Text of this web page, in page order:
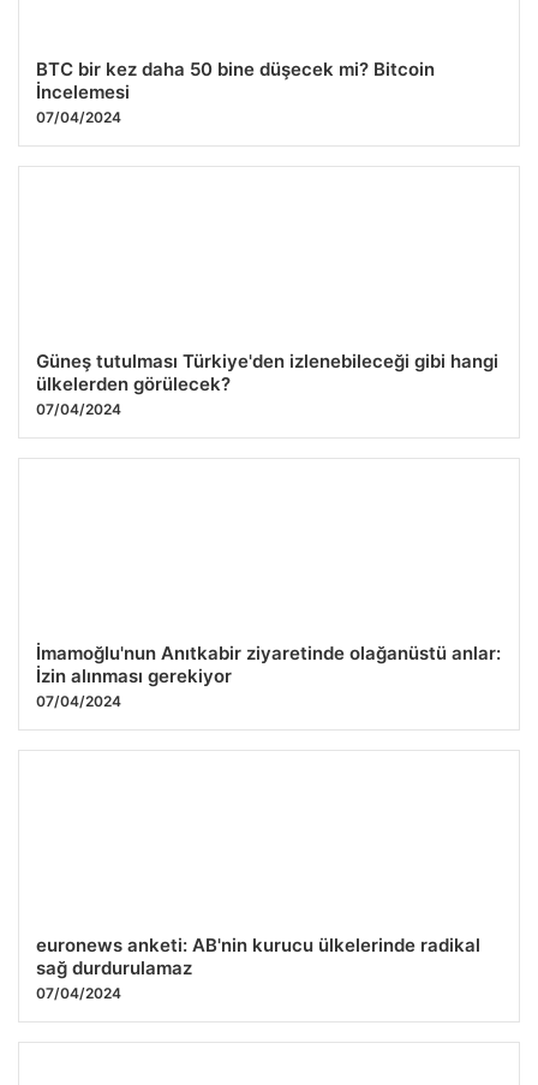
BTC bir kez daha 50 bine düşecek mi? Bitcoin
İncelemesi
07/04/2024
Güneş tutulması Türkiye'den izlenebileceği gibi hangi
ülkelerden görülecek?
07/04/2024
İmamoğlu'nun Anıtkabir ziyaretinde olağanüstü anlar:
İzin alınması gerekiyor
07/04/2024
euronews anketi: AB'nin kurucu ülkelerinde radikal
sağ durdurulamaz
07/04/2024